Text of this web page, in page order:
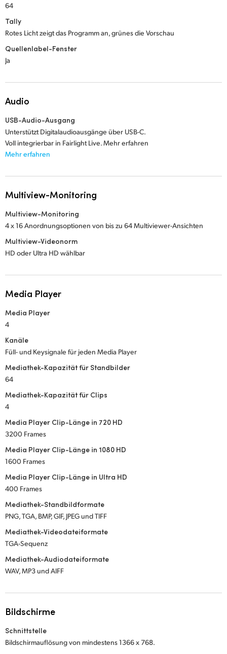
64
Tally
Rotes Licht zeigt das Programm an, grünes die Vorschau
Quellenlabel-Fenster
Ja
Audio
USB-Audio-Ausgang
Unterstützt Digitalaudioausgänge über USB-C.
Voll integrierbar in Fairlight Live. Mehr erfahren
Mehr erfahren
Multiview-Monitoring
Multiview-Monitoring
4 x 16 Anordnungsoptionen von bis zu 64 Multiviewer-Ansichten
Multiview-Videonorm
HD oder Ultra HD wählbar
Media Player
Media Player
4
Kanäle
Füll- und Keysignale für jeden Media Player
Mediathek-Kapazität für Standbilder
64
Mediathek-Kapazität für Clips
4
Media Player Clip-Länge in 720 HD
3200 Frames
Media Player Clip-Länge in 1080 HD
1600 Frames
Media Player Clip-Länge in Ultra HD
400 Frames
Mediathek-Standbildformate
PNG, TGA, BMP, GIF, JPEG und TIFF
Mediathek-Videodateiformate
TGA-Sequenz
Mediathek-Audiodateiformate
WAV, MP3 und AIFF
Bildschirme
Schnittstelle
Bildschirmauflösung von mindestens 1366 x 768.